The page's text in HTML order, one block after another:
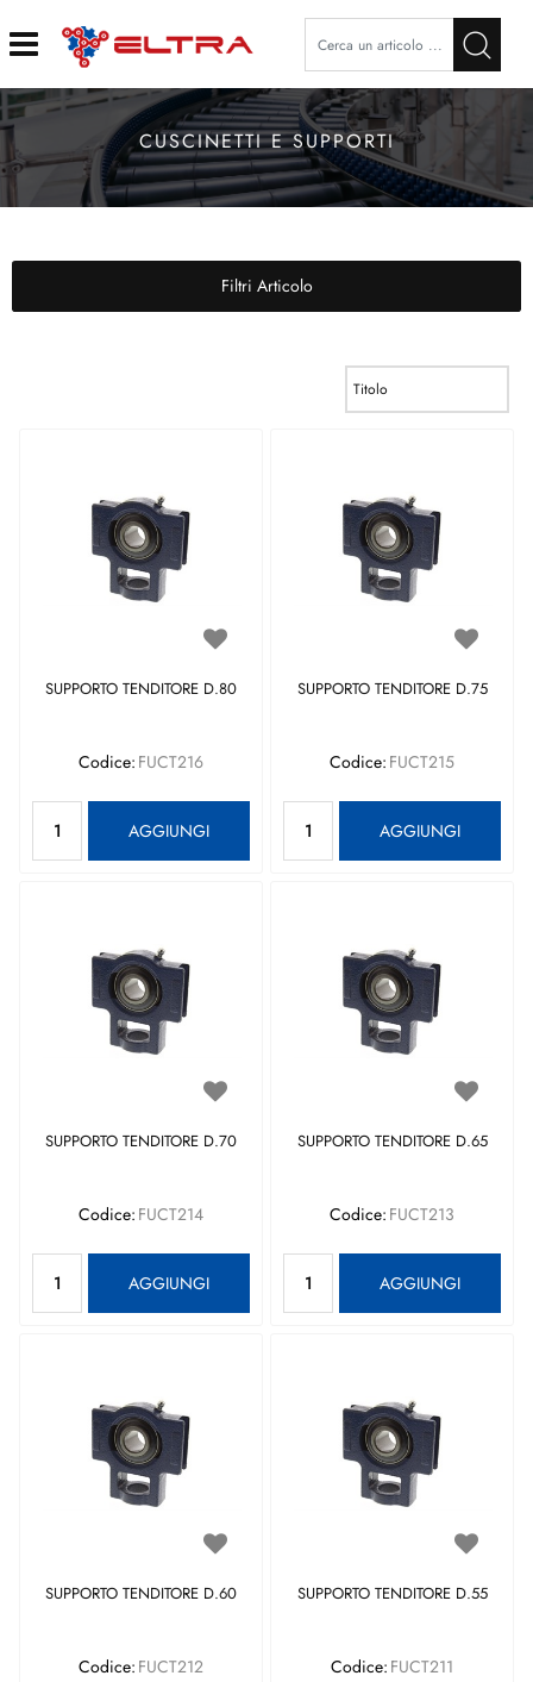
Open
CUSCINETTI E SUPPORTI
Filtri Articolo
SUPPORTO TENDITORE D.80
Codice: FUCT216
AGGIUNGI
SUPPORTO TENDITORE D.75
Codice: FUCT215
AGGIUNGI
SUPPORTO TENDITORE D.70
Codice: FUCT214
AGGIUNGI
SUPPORTO TENDITORE D.65
Codice: FUCT213
AGGIUNGI
SUPPORTO TENDITORE D.60
Codice: FUCT212
SUPPORTO TENDITORE D.55
Codice: FUCT211